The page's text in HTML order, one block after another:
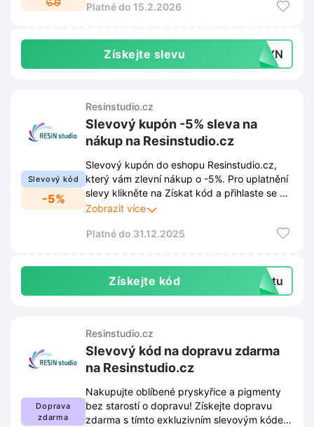
Platné do 15.2.2026
Získejte slevu NTYN
Slevový kód
-5%
Resinstudio.cz
Slevový kupón -5% sleva na
nákup na Resinstudio.cz
Slevový kupón do eshopu Resinstudio.cz,
který vám zlevní nákup o -5%. Pro uplatnění
slevy klikněte na Získat kód a přihlaste se k
newsletteru přes nabídku ve spodním rohu
nejnovějších kolekcích a exkluzivních
Zobrazit více
Platné do 31.12.2025
Získejte kód extu
Doprava
zdarma
Resinstudio.cz
Slevový kód na dopravu zdarma
na Resinstudio.cz
Nakupujte oblíbené pryskyřice a pigmenty
bez starostí o dopravu! Získejte dopravu
zdarma s tímto exkluzivním slevovým kódem